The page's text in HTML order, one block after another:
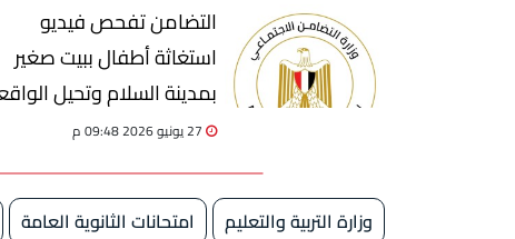
التضامن تفحص فيديو
استغاثة أطفال ببيت صغير
بمدينة السلام وتحيل
إلي النيابة العامة
وزارة التربية والتعليم امتحانات الثانوية العامة